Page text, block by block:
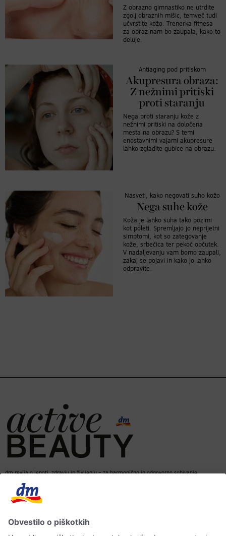
Z obrazno gimnastiko ne utrdite
zgolj obraznih mišic, temveč tudi
učvrstite kožo. Trenerka fitnesa
za obraz nam bo zaupala, kako to
deluje.
Antiaging pod pritiskom
Akupresura obraza:
Z nežnimi pritiski
proti staranju
Nega proti staranju kože z
nežnimi pritiski na določena
mesta na obrazu? S temi
enostavnimi vajami akupresure
lahko zgladite gubice na obrazu.
Nasveti, kako negovati suho kožo
Nega suhe kože
Koža je lahko suha tako pozimi
kot poleti. Spremljajo jo neprijetni
simptomi, kot so zategovanje
kože, srbečica ter pekoč občutek.
V nadaljevanju vam bomo zaupali,
zakaj se pojavi in kako jo lahko
odpravite.
dm revija o lepoti, zdravju in življenju – za harmonično in odgovorno sobivanje.